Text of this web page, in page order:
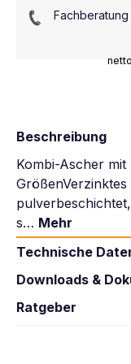
netto
Fachberatung
Beschreibung
Kombi-Ascher
s… Mehr
Technische
Downloads &
Ratgeber